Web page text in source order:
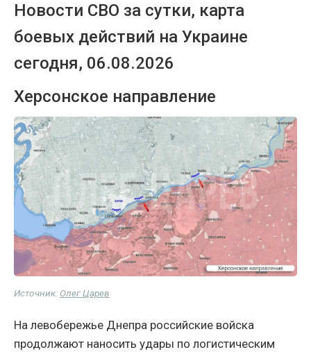
Новости СВО за сутки, карта
боевых действий на Украине
сегодня, 06.08.2026
Херсонское направление
Источник: Олег Царев
На левобережье Днепра российские войска
продолжают наносить удары по логистическим